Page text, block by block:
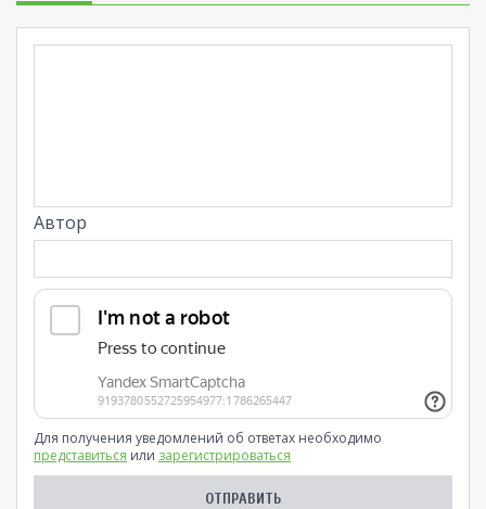
Автор
Для получения уведомлений об ответах необходимо
представиться или зарегистрироваться